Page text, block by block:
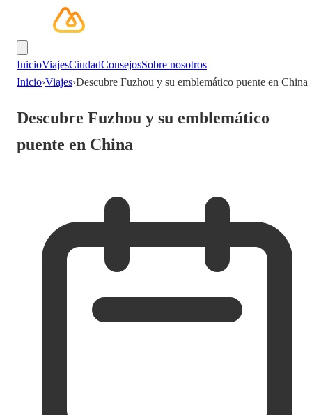
InicioViajesCiudadConsejosSobre nosotros
Inicio›Viajes›Descubre Fuzhou y su emblemático puente en China
Descubre Fuzhou y su emblemático
puente en China